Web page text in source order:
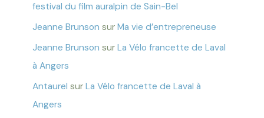
festival du film auralpin de Sain-Bel
Jeanne Brunson sur Ma vie d’entrepreneuse
Jeanne Brunson sur La Vélo francette de Laval
à Angers
Antaurel sur La Vélo francette de Laval à
Angers